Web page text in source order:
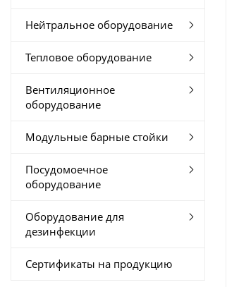
Нейтральное оборудование
Тепловое оборудование
Вентиляционное
оборудование
Модульные барные стойки
Посудомоечное
оборудование
Оборудование для
дезинфекции
Сертификаты на продукцию